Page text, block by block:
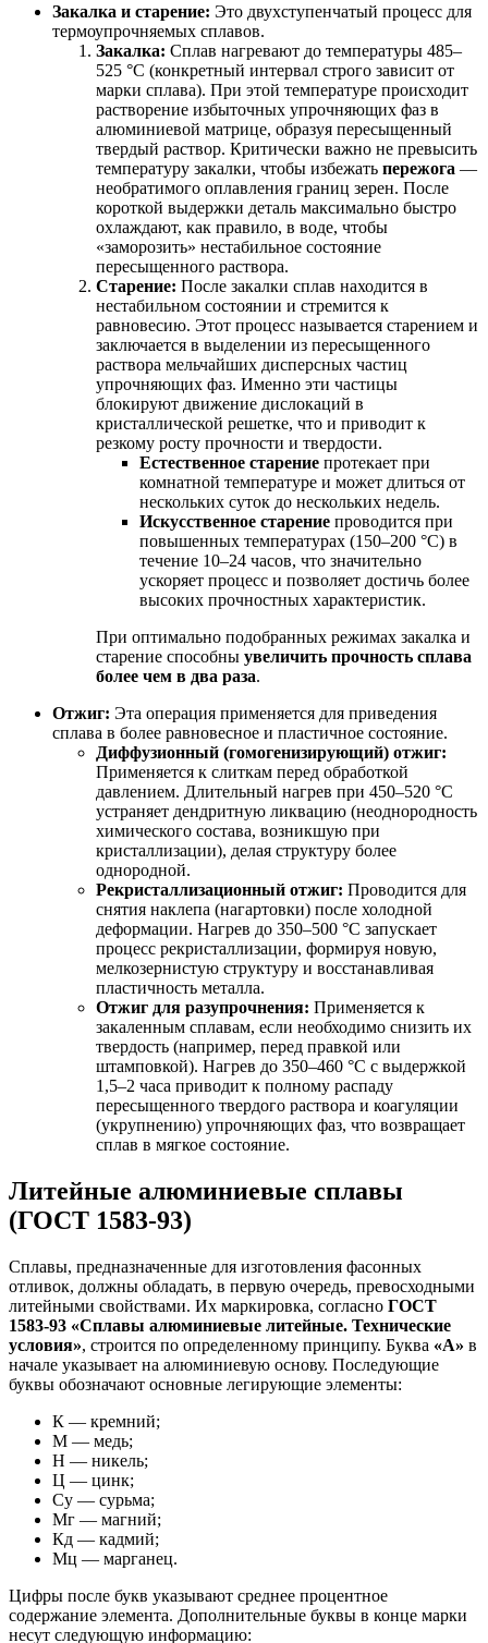
Закалка и старение: Это двухступенчатый процесс для
термоупрочняемых сплавов.
Закалка: Сплав нагревают до температуры 485–
525 °С (конкретный интервал строго зависит от
марки сплава). При этой температуре происходит
растворение избыточных упрочняющих фаз в
алюминиевой матрице, образуя пересыщенный
твердый раствор. Критически важно не превысить
температуру закалки, чтобы избежать пережога —
необратимого оплавления границ зерен. После
короткой выдержки деталь максимально быстро
охлаждают, как правило, в воде, чтобы
«заморозить» нестабильное состояние
пересыщенного раствора.
Старение: После закалки сплав находится в
нестабильном состоянии и стремится к
равновесию. Этот процесс называется старением и
заключается в выделении из пересыщенного
раствора мельчайших дисперсных частиц
упрочняющих фаз. Именно эти частицы
блокируют движение дислокаций в
кристаллической решетке, что и приводит к
резкому росту прочности и твердости.
Естественное старение протекает при
комнатной температуре и может длиться от
нескольких суток до нескольких недель.
Искусственное старение проводится при
повышенных температурах (150–200 °С) в
течение 10–24 часов, что значительно
ускоряет процесс и позволяет достичь более
высоких прочностных характеристик.
При оптимально подобранных режимах закалка и
старение способны увеличить прочность сплава
более чем в два раза.
Отжиг: Эта операция применяется для приведения
сплава в более равновесное и пластичное состояние.
Диффузионный (гомогенизирующий) отжиг:
Применяется к слиткам перед обработкой
давлением. Длительный нагрев при 450–520 °С
устраняет дендритную ликвацию (неоднородность
химического состава, возникшую при
кристаллизации), делая структуру более
однородной.
Рекристаллизационный отжиг: Проводится для
снятия наклепа (нагартовки) после холодной
деформации. Нагрев до 350–500 °С запускает
процесс рекристаллизации, формируя новую,
мелкозернистую структуру и восстанавливая
пластичность металла.
Отжиг для разупрочнения: Применяется к
закаленным сплавам, если необходимо снизить их
твердость (например, перед правкой или
штамповкой). Нагрев до 350–460 °С с выдержкой
1,5–2 часа приводит к полному распаду
пересыщенного твердого раствора и коагуляции
(укрупнению) упрочняющих фаз, что возвращает
сплав в мягкое состояние.
Литейные алюминиевые сплавы
(ГОСТ 1583-93)
Сплавы, предназначенные для изготовления фасонных
отливок, должны обладать, в первую очередь, превосходными
литейными свойствами. Их маркировка, согласно ГОСТ
1583-93 «Сплавы алюминиевые литейные. Технические
условия», строится по определенному принципу. Буква «А» в
начале указывает на алюминиевую основу. Последующие
буквы обозначают основные легирующие элементы:
К — кремний;
М — медь;
Н — никель;
Ц — цинк;
Су — сурьма;
Мг — магний;
Кд — кадмий;
Мц — марганец.
Цифры после букв указывают среднее процентное
содержание элемента. Дополнительные буквы в конце марки
несут следующую информацию: